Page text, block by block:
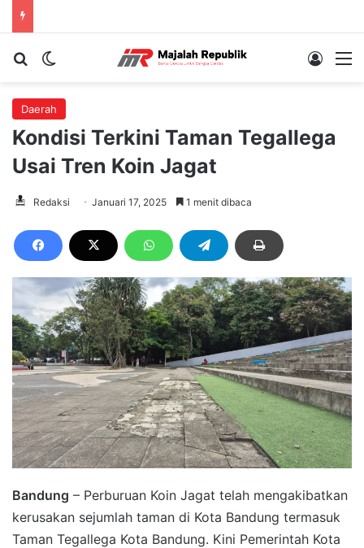
Cari berita...Switch skin Log In
Daerah
Kondisi Terkini Taman Tegallega
Usai Tren Koin Jagat
Redaksi Januari 17, 2025 1 menit dibaca
Bandung – Perburuan Koin Jagat telah mengakibatkan
kerusakan sejumlah taman di Kota Bandung termasuk
Taman Tegallega Kota Bandung. Kini Pemerintah Kota